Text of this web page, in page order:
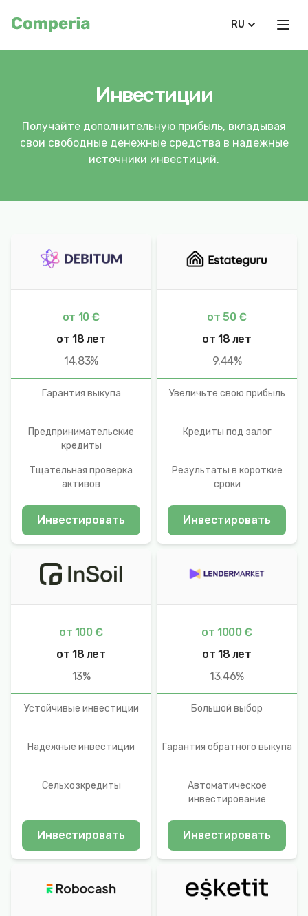
RU
Инвестиции
Получайте дополнительную прибыль, вкладывая
свои свободные денежные средства в надежные
источники инвестиций.
от 10 €
от 18 лет
14.83%
Гарантия выкупа
Предпринимательские
кредиты
Тщательная проверка
активов
Инвестировать
от 50 €
от 18 лет
9.44%
Увеличьте свою прибыль
Кредиты под залог
Результаты в короткие
сроки
Инвестировать
от 100 €
от 18 лет
13%
Устойчивые инвестиции
Надёжные инвестиции
Сельхозкредиты
Инвестировать
от 1000 €
от 18 лет
13.46%
Большой выбор
Гарантия обратного выкупа
Автоматическое
инвестирование
Инвестировать